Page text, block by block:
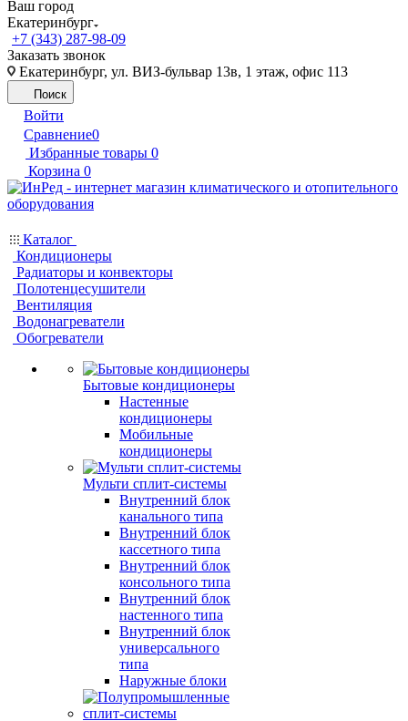
Ваш город
Екатеринбург
+7 (343) 287-98-09
Заказать звонок
Екатеринбург, ул. ВИЗ-бульвар 13в, 1 этаж, офис 113
Поиск
Войти
Сравнение0
Избранные товары 0
Корзина 0
Каталог
Кондиционеры
Радиаторы и конвекторы
Полотенцесушители
Вентиляция
Водонагреватели
Обогреватели
Бытовые кондиционеры
Настенные
кондиционеры
Мобильные
кондиционеры
Мульти сплит-системы
Внутренний блок
канального типа
Внутренний блок
кассетного типа
Внутренний блок
консольного типа
Внутренний блок
настенного типа
Внутренний блок
универсального
типа
Наружные блоки